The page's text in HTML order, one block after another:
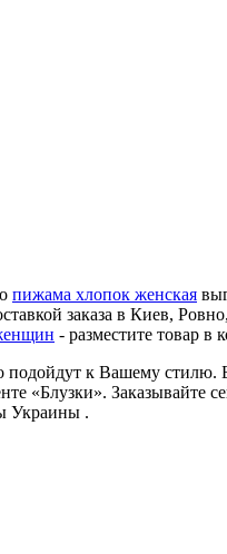
пижама хлопок женская
заказа в Киев,
- разместите товар в
к Вашему стилю.
«Блузки». Заказывайте
Украины .